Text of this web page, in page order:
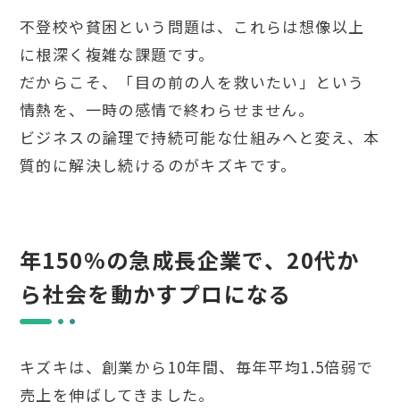
不登校や貧困という問題は、これらは想像以上
に根深く複雑な課題です。
だからこそ、「目の前の人を救いたい」という
情熱を、一時の感情で終わらせません。
ビジネスの論理で持続可能な仕組みへと変え、本
質的に解決し続けるのがキズキです。
年150%の急成長企業で、20代か
ら社会を動かすプロになる
キズキは、創業から10年間、毎年平均1.5倍弱で
売上を伸ばしてきました。